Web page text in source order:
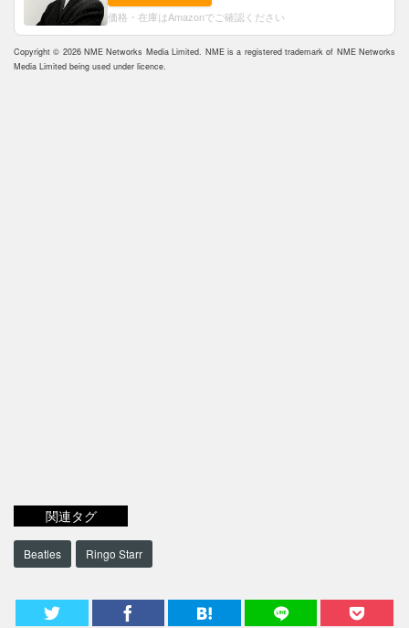
価格・在庫はAmazonでご確認ください
Copyright © 2026 NME Networks Media Limited. NME is a registered trademark of NME Networks
Media Limited being used under licence.
関連タグ
Beatles Ringo Starr